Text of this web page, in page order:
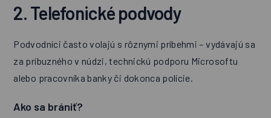
2. Telefonické podvody
Podvodníci často volajú s rôznymi príbehmi – vydávajú sa
za príbuzného v núdzi, technickú podporu Microsoftu
alebo pracovníka banky či dokonca polície.
Ako sa brániť?